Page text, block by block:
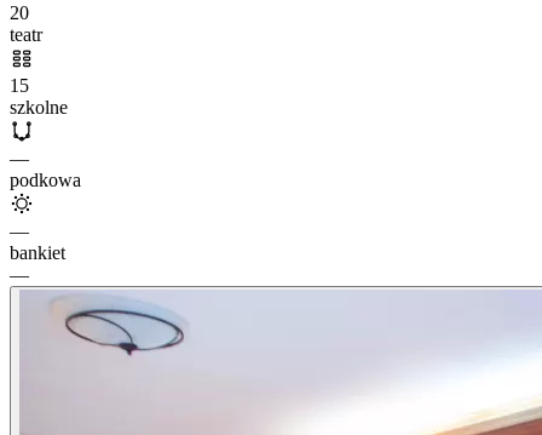
20
teatr
15
szkolne
—
podkowa
—
bankiet
—